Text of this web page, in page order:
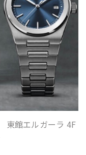
東館エルガーラ 4F